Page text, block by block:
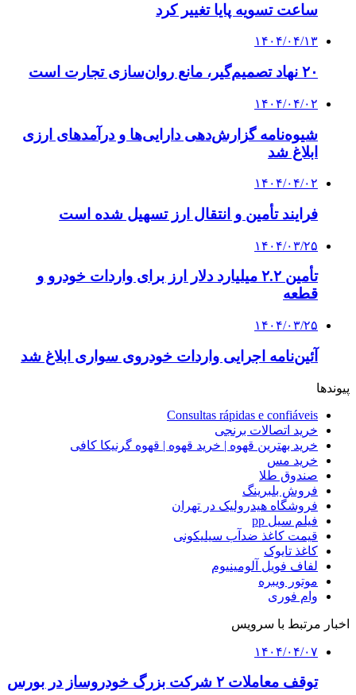
ساعت تسویه پایا تغییر کرد
۱۴۰۴/۰۴/۱۳
۲۰ نهاد تصمیم‌گیر، مانع روان‌سازی تجارت است
۱۴۰۴/۰۴/۰۲
شیوه‌نامه گزارش‌دهی دارایی‌ها و درآمدهای ارزی
ابلاغ شد
۱۴۰۴/۰۴/۰۲
فرایند تأمین و انتقال ارز تسهیل شده است
۱۴۰۴/۰۳/۲۵
تأمین ۲.۲ میلیارد دلار ارز برای واردات خودرو و
قطعه
۱۴۰۴/۰۳/۲۵
آئین‌نامه اجرایی واردات خودروی سواری ابلاغ شد
پیوندها
Consultas rápidas e confiáveis
خرید اتصالات برنجی
خرید بهترین قهوه | خرید قهوه | قهوه گرنیکا کافی
خرید مس
صندوق طلا
فروش بلبرینگ
فروشگاه هیدرولیک در تهران
فیلم سیل pp
قیمت کاغذ ضدآب سیلیکونی
کاغذ تایوک
لفاف فویل آلومینیوم
موتور ویبره
وام فوری
اخبار مرتبط با سرویس
۱۴۰۴/۰۴/۰۷
توقف معاملات ۲ شرکت بزرگ خودروساز در بورس